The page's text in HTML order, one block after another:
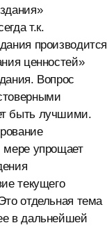
т.к.
производится
ценностей»
Вопрос
быть лучшими.
мере упрощает
текущего
отдельная тема
в дальнейшей